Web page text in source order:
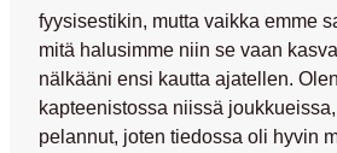
fyysisestikin, mutta vaikka emme
mitä halusimme niin se vaan
nälkääni ensi kautta ajatellen.
kapteenistossa niissä
pelannut, joten tiedossa oli hyvin